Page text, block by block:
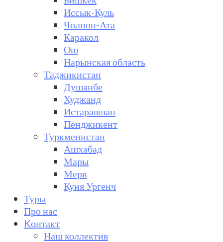
Иссык-Куль
Чолпон-Ата
Каракол
Ош
Нарынская область
Таджикистан
Душанбе
Худжанд
Истаравшан
Пенджикент
Туркменистан
Ашхабад
Мары
Мерв
Куня Ургенч
Туры
Про нас
Kонтакт
Наш коллектив